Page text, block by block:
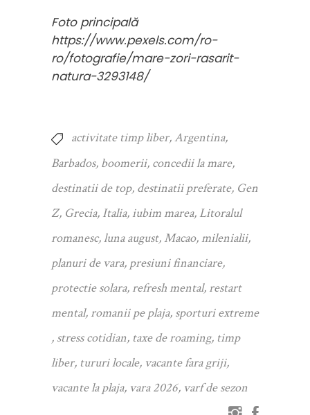
Foto principală
https://www.pexels.com/ro-
ro/fotografie/mare-zori-rasarit-
natura-3293148/
activitate timp liber,Argentina,
Barbados, boomerii, concedii la mare,
destinatii de top, destinatii preferate, Gen
Z, Grecia, Italia, iubim marea, Litoralul
romanesc,luna august,Macao,milenialii,
planuri de vara, presiuni financiare,
protectie solara, refresh mental, restart
mental, romanii pe plaja, sporturi extreme
, stress cotidian, taxe de roaming, timp
liber, tururi locale, vacante fara griji,
vacante la plaja, vara 2026, varf de sezon